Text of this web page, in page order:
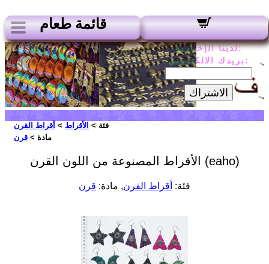
قائمة طعام
لدينا الإخبارية:
بريدك الالكتروني:
الاشتراك
فئة > الأقراط > أقراط القرن
مادة > قرن
الأقراط المصنوعة من اللون القرن (eaho)
فئة: أقراط القرن, مادة: قرن